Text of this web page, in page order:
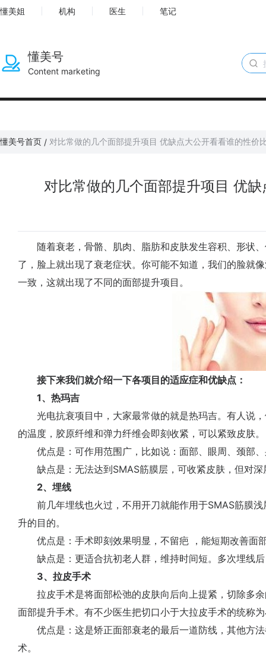
懂美姐 机构 医生 笔记
懂美号
Content marketing
懂美号首页 / 对比常做的几个面部提升项目 优缺点大公开看看谁的性价
对比常做的几个面部提升项目 优
随着衰老，骨骼、肌肉、脂肪和皮肤发生容积、形状、
了，脸上就出现了衰老症状。你可能不知道，我们的脸就
一致，这就出现了不同的面部提升项目。
接下来我们就介绍一下各项目的适应症和优缺点：
1、热玛吉
光电抗衰项目中，大家最常做的就是热玛吉。有人说
的温度，胶原纤维和弹力纤维会即刻收紧，可以紧致皮肤。
优点是：可作用范围广，比如说：面部、眼周、颈部、
缺点是：无法达到SMAS筋膜层，可收紧皮肤，但对深
2、埋线
前几年埋线也火过，不用开刀就能作用于SMAS筋膜浅
升的目的。
优点是：手术即刻效果明显，不留疤 ，能短期改善面
缺点是：更适合抗初老人群，维持时间短。多次埋线后
3、拉皮手术
拉皮手术是将面部松弛的皮肤向后向上提紧，切除多余
面部提升手术。有不少医生把切口小于大拉皮手术的统称
优点是：这是矫正面部衰老的最后一道防线，其他方法
术。